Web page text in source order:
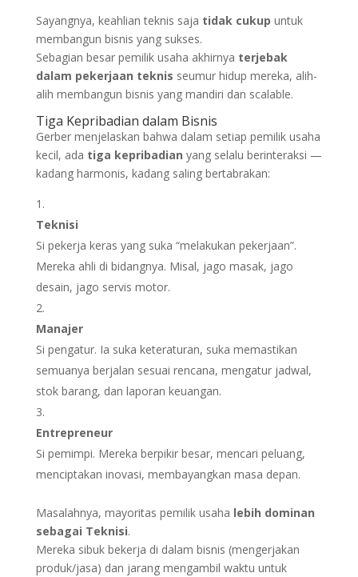
Sayangnya, keahlian teknis saja tidak cukup untuk
membangun bisnis yang sukses.
Sebagian besar pemilik usaha akhirnya terjebak
dalam pekerjaan teknis seumur hidup mereka, alih-
alih membangun bisnis yang mandiri dan scalable.
Tiga Kepribadian dalam Bisnis
Gerber menjelaskan bahwa dalam setiap pemilik usaha
kecil, ada tiga kepribadian yang selalu berinteraksi —
kadang harmonis, kadang saling bertabrakan:
Teknisi
Si pekerja keras yang suka “melakukan pekerjaan”.
Mereka ahli di bidangnya. Misal, jago masak, jago
desain, jago servis motor.
Manajer
Si pengatur. Ia suka keteraturan, suka memastikan
semuanya berjalan sesuai rencana, mengatur jadwal,
stok barang, dan laporan keuangan.
Entrepreneur
Si pemimpi. Mereka berpikir besar, mencari peluang,
menciptakan inovasi, membayangkan masa depan.
Masalahnya, mayoritas pemilik usaha lebih dominan
sebagai Teknisi.
Mereka sibuk bekerja di dalam bisnis (mengerjakan
produk/jasa) dan jarang mengambil waktu untuk